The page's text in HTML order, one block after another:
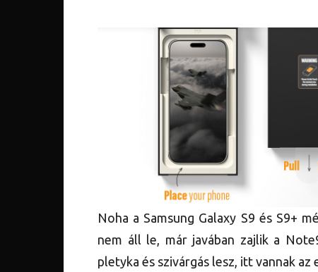
Noha a Samsung Galaxy S9 és S9+
nem áll le, már javában zajlik a
pletyka és szivárgás lesz, itt vannak